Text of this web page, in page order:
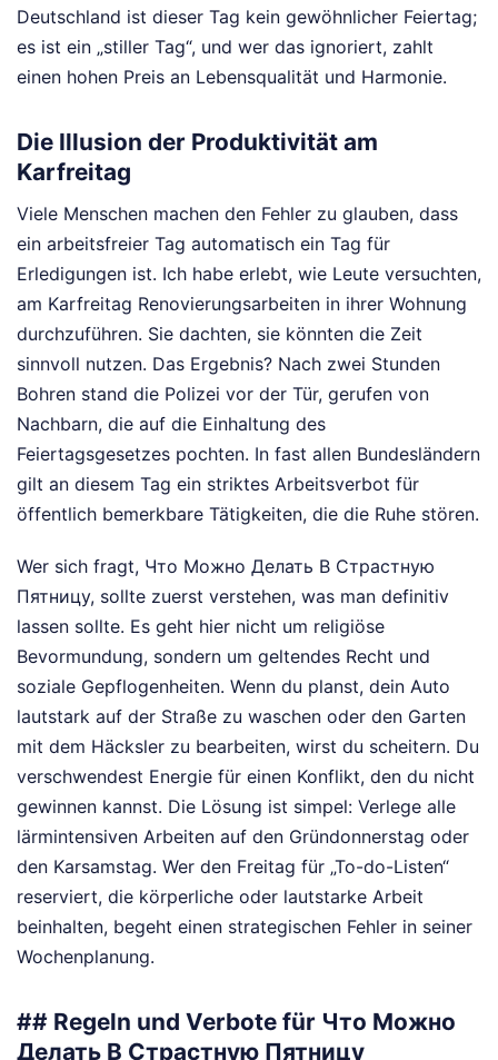
Deutschland ist dieser Tag kein gewöhnlicher Feiertag;
es ist ein „stiller Tag“, und wer das ignoriert, zahlt
einen hohen Preis an Lebensqualität und Harmonie.
Die Illusion der Produktivität am
Karfreitag
Viele Menschen machen den Fehler zu glauben, dass
ein arbeitsfreier Tag automatisch ein Tag für
Erledigungen ist. Ich habe erlebt, wie Leute versuchten,
am Karfreitag Renovierungsarbeiten in ihrer Wohnung
durchzuführen. Sie dachten, sie könnten die Zeit
sinnvoll nutzen. Das Ergebnis? Nach zwei Stunden
Bohren stand die Polizei vor der Tür, gerufen von
Nachbarn, die auf die Einhaltung des
Feiertagsgesetzes pochten. In fast allen Bundesländern
gilt an diesem Tag ein striktes Arbeitsverbot für
öffentlich bemerkbare Tätigkeiten, die die Ruhe stören.
Wer sich fragt, Что Можно Делать В Страстную
Пятницу, sollte zuerst verstehen, was man definitiv
lassen sollte. Es geht hier nicht um religiöse
Bevormundung, sondern um geltendes Recht und
soziale Gepflogenheiten. Wenn du planst, dein Auto
lautstark auf der Straße zu waschen oder den Garten
mit dem Häcksler zu bearbeiten, wirst du scheitern. Du
verschwendest Energie für einen Konflikt, den du nicht
gewinnen kannst. Die Lösung ist simpel: Verlege alle
lärmintensiven Arbeiten auf den Gründonnerstag oder
den Karsamstag. Wer den Freitag für „To-do-Listen“
reserviert, die körperliche oder lautstarke Arbeit
beinhalten, begeht einen strategischen Fehler in seiner
Wochenplanung.
## Regeln und Verbote für Что Можно
Делать В Страстную Пятницу